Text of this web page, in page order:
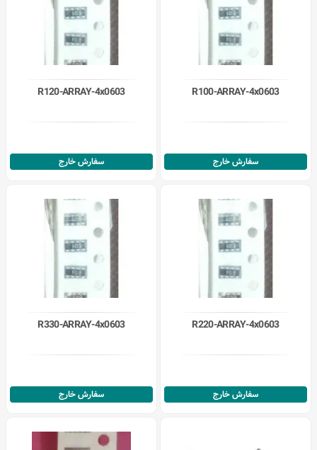
R100-ARRAY-4x0603
سفارش خارج
R120-ARRAY-4x0603
سفارش خارج
R220-ARRAY-4x0603
سفارش خارج
R330-ARRAY-4x0603
سفارش خارج